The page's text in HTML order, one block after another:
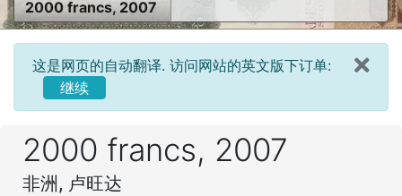
2000 francs, 2007
这是网页的自动翻译. 访问网站的英文版下订单:
继续
2000 francs, 2007
非洲, 卢旺达